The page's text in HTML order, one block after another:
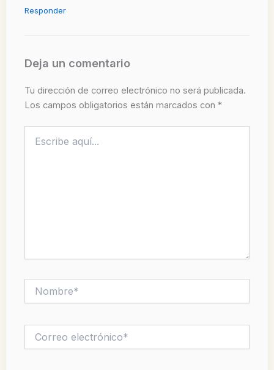
Responder
Deja un comentario
Tu dirección de correo electrónico no será publicada.
Los campos obligatorios están marcados con *
aquí...
electrónico*